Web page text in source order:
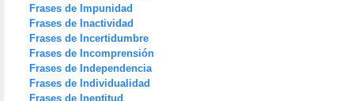
Frases de Impunidad
Frases de Inactividad
Frases de Incertidumbre
Frases de Incomprensión
Frases de Independencia
Frases de Individualidad
Frases de Ineptitud